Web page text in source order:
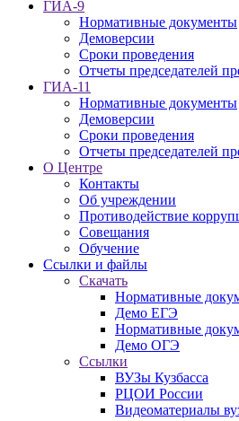
ГИА-9
Нормативные документы
Демоверсии
Сроки проведения
Отчеты председателей
ГИА-11
Нормативные документы
Демоверсии
Сроки проведения
Отчеты председателей
О Центре
Контакты
Об учреждении
Противодействие
Совещания
Обучение
Ссылки и файлы
Скачать
Нормативные
Демо ЕГЭ
Нормативные
Демо ОГЭ
Ссылки
ВУЗы Кузбасса
РЦОИ России
Видеоматериалы